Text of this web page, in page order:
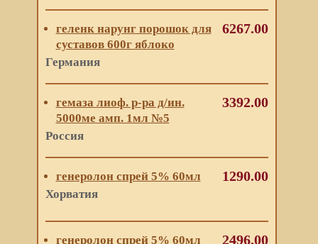
геленк нарунг порошок для
суставов 600г яблоко
Германия
6267.00
гемаза лиоф. р-ра д/ин.
5000ме амп. 1мл №5
Россия
3392.00
генеролон спрей 5% 60мл
Хорватия
1290.00
генеролон спрей 5% 60мл 2496.00